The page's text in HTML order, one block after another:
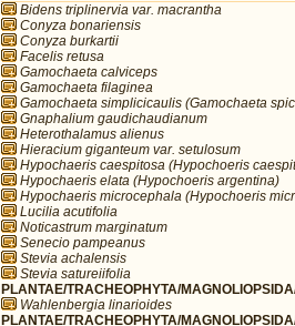
Bidens triplinervia var. macrantha
Conyza bonariensis
Conyza burkartii
Facelis retusa
Gamochaeta calviceps
Gamochaeta filaginea
Gamochaeta simplicicaulis (Gamochaeta
Gnaphalium gaudichaudianum
Heterothalamus alienus
Hieracium giganteum var. setulosum
Hypochaeris caespitosa (Hypochoeris
Hypochaeris elata (Hypochoeris argentina)
Hypochaeris microcephala (Hypochoeris
Lucilia acutifolia
Noticastrum marginatum
Senecio pampeanus
Stevia achalensis
Stevia satureiifolia
PLANTAE/TRACHEOPHYTA/
Wahlenbergia linarioides
PLANTAE/TRACHEOPHYTA/